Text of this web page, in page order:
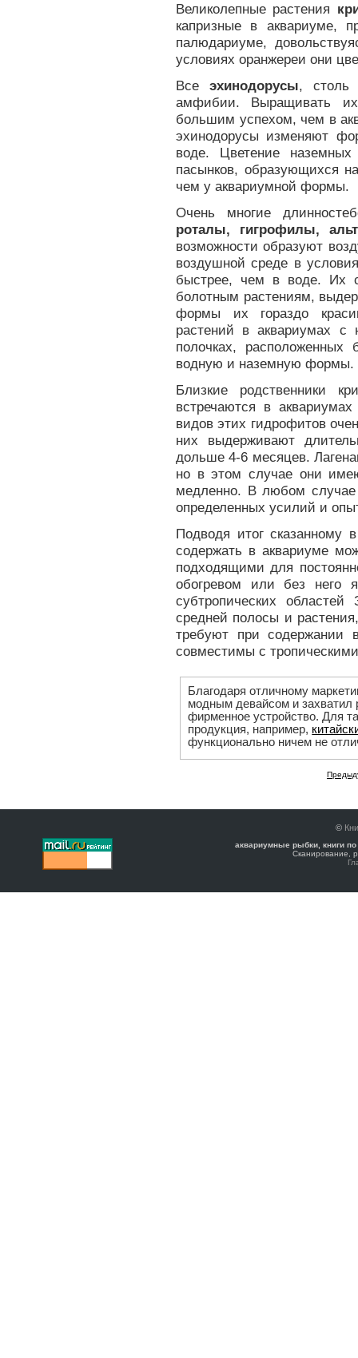
Великолепные растения
капризные в аквариуме,
палюдариуме,
условиях оранжереи они
Все эхинодорусы, столь
амфибии. Выращивать
большим успехом, чем в
эхинодорусы изменяют
воде. Цветение
пасынков, образующихся
чем у аквариумной формы.
Очень многие
роталы, гигрофилы,
возможности образуют
воздушной среде в
быстрее, чем в воде. Их
болотным растениям,
формы их гораздо
растений в аквариумах
полочках, расположенных
водную и наземную формы.
Близкие родственники
встречаются в
видов этих гидрофитов
них выдерживают
дольше 4-6 месяцев.
но в этом случае они
медленно. В любом случае
определенных усилий и
Подводя итог сказанному
содержать в аквариуме
подходящими для
обогревом или без него
субтропических
средней полосы и
требуют при содержании
совместимы с
Благодаря отличному
модным девайсом и
фирменное устройство. Для
продукция, например,
функционально ничем не
©
аквариумные рыбки, книги
Сканирование,